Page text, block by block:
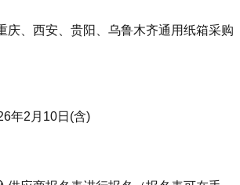
庆、西安、贵阳、乌鲁木齐通用纸箱采购
年2月10日(含)